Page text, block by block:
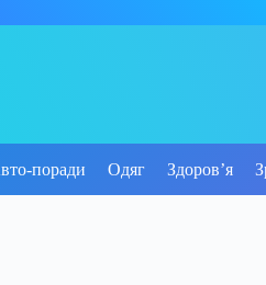
поради Одяг Здоров’я